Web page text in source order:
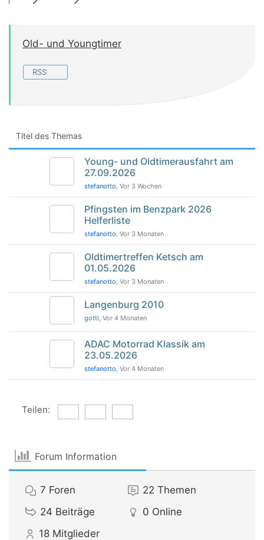
Old- und Youngtimer
RSS
Titel des Themas
Young- und Oldtimerausfahrt am
27.09.2026
stefanotto, Vor 3 Wochen
Pfingsten im Benzpark 2026
Helferliste
stefanotto, Vor 3 Monaten
Oldtimertreffen Ketsch am
01.05.2026
stefanotto, Vor 3 Monaten
Langenburg 2010
gotti, Vor 4 Monaten
ADAC Motorrad Klassik am
23.05.2026
stefanotto, Vor 4 Monaten
Teilen:
Forum Information
7 Foren 22 Themen
24 Beiträge 0 Online
18 Mitglieder